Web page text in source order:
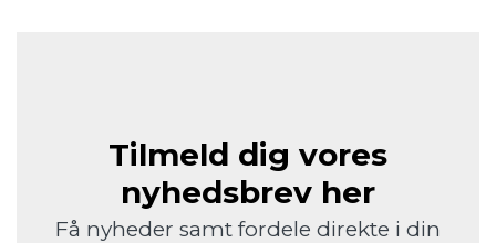
Tilmeld dig vores
nyhedsbrev her
Få nyheder samt fordele direkte i din